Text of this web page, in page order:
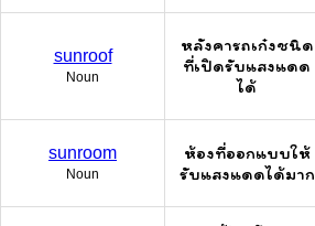
sunroof
Noun
หลังคารถเก๋งชนิด
ที่เปิดรับแสงแดด
ได้
sunroom
Noun
ห้องที่ออกแบบให้
รับแสงแดดได้มาก